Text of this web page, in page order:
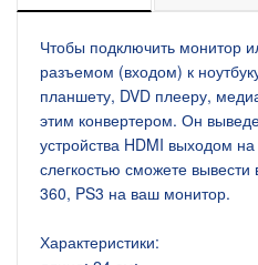
Чтобы подключить монитор
разъемом (входом) к
планшету, DVD плееру,
этим конвертером. Он
устройства HDMI выходом
слегкостью сможете вывести
360, PS3 на ваш монитор.
Характеристики: